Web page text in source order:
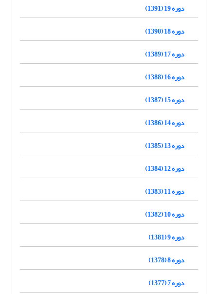
دوره 19 (1391)
دوره 18 (1390)
دوره 17 (1389)
دوره 16 (1388)
دوره 15 (1387)
دوره 14 (1386)
دوره 13 (1385)
دوره 12 (1384)
دوره 11 (1383)
دوره 10 (1382)
دوره 9 (1381)
دوره 8 (1378)
دوره 7 (1377)